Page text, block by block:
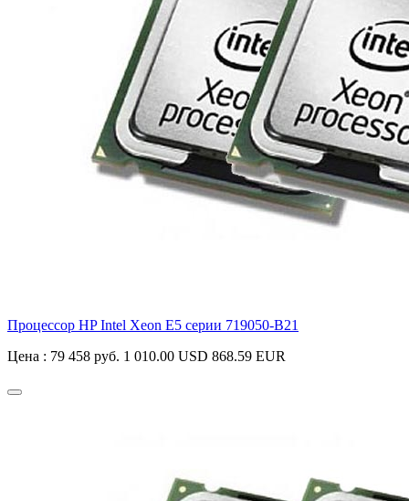
Процессор HP Intel Xeon E5 серии 719050-B21
Цена : 79 458 руб. 1 010.00 USD 868.59 EUR